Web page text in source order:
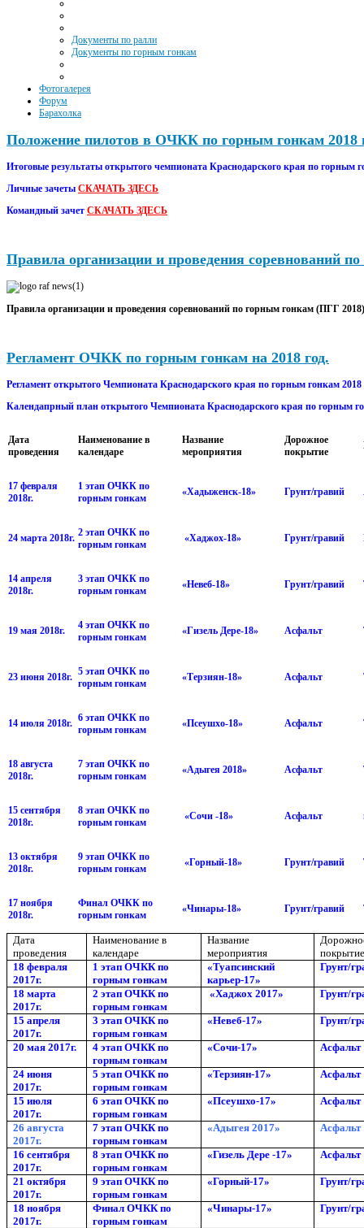
Документы по ралли
Документы по горным гонкам
Фотогалерея
Форум
Барахолка
Положение пилотов в ОЧКК по горным гонкам 2018
Итоговые результаты открытого чемпионата Краснодарского края по горным
Личные зачеты СКАЧАТЬ ЗДЕСЬ
Командный зачет СКАЧАТЬ ЗДЕСЬ
Правила организации и проведения соревнований
Правила организации и проведения соревнований по горным гонкам (ПГГ 2018)
Регламент ОЧКК по горным гонкам на 2018 год.
Регламент открытого Чемпионата Краснодарского края по горным гонкам
Календапрный план открытого Чемпионата Краснодарского края по горным
Дата
проведения
Наименование в
календаре
Название
мероприятия
Дорожное
покрытие
17 февраля
2018г.
1 этап ОЧКК по
горным гонкам
«Хадыженск-18» Грунт/гравий
24 марта 2018г. 2 этап ОЧКК по
горным гонкам
«Хаджох-18» Грунт/гравий
14 апреля
2018г.
3 этап ОЧКК по
горным гонкам
«Невеб-18» Грунт/гравий
19 мая 2018г.
4 этап ОЧКК по
горным гонкам
«Гизель Дере-18» Асфальт
23 июня 2018г. 5 этап ОЧКК по
горным гонкам
«Терзиян-18» Асфальт
14 июля 2018г. 6 этап ОЧКК по
горным гонкам
«Псеушхо-18» Асфальт
18 августа
2018г.
7 этап ОЧКК по
горным гонкам
«Адыгея 2018» Асфальт
15 сентября
2018г.
8 этап ОЧКК по
горным гонкам
«Сочи -18» Асфальт
13 октября
2018г.
9 этап ОЧКК по
горным гонкам
«Горный-18» Грунт/гравий
17 ноября
2018г.
Финал ОЧКК по
горным гонкам
«Чинары-18» Грунт/гравий
Дата
проведения
Наименование в
календаре
Название
мероприятия
18 февраля
2017г.
1 этап ОЧКК по
горным гонкам
«Туапсинский
карьер-17»
Грунт/
18 марта
2017г.
2 этап ОЧКК по
горным гонкам
«Хаджох 2017» Грунт/
15 апреля
2017г.
3 этап ОЧКК по
горным гонкам
«Невеб-17» Грунт/
20 мая 2017г.
4 этап ОЧКК по
горным гонкам
«Сочи-17» Асфальт
24 июня
2017г.
5 этап ОЧКК по
горным гонкам
«Терзиян-17» Асфальт
15 июля
2017г.
6 этап ОЧКК по
горным гонкам
«Псеушхо-17» Асфальт
26 августа
2017г.
7 этап ОЧКК по
горным гонкам
«Адыгея 2017» Асфальт
16 сентября
2017г.
8 этап ОЧКК по
горным гонкам
«Гизель Дере -17» Асфальт
21 октября
2017г.
9 этап ОЧКК по
горным гонкам
«Горный-17» Грунт/
18 ноября
2017г.
Финал ОЧКК по
горным гонкам
«Чинары-17» Грунт/